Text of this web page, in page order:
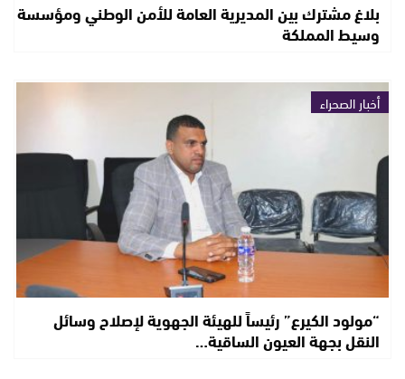
بلاغ مشترك بين المديرية العامة للأمن الوطني ومؤسسة
وسيط المملكة
أخبار الصحراء
“مولود الكيرع” رئيساً للهيئة الجهوية لإصلاح وسائل
النقل بجهة العيون الساقية…